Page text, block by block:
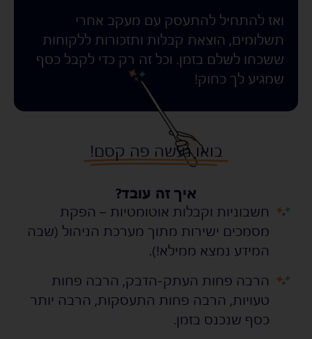
ואז להתחיל להתעסק עם מעקב אחרי
תשלומים, הוצאת קבלות ותזכורות ללקוחות
ששכחו לשלם בזמן. וכל זה רק כדי לקבל כסף
שמגיע לך כחוק!
בואו נעשה פה קסם!
איך זה עובד?
s
חשבוניות וקבלות אוטומטיות – הפקת
מסמכים ישירות מתוך מערכת הניהול (שבה
המידע נמצא ממילא!).
s
הרבה פחות העתק-הדבק, הרבה פחות
טעויות, הרבה פחות התעסקות, הרבה יותר
כסף שנכנס בזמן.